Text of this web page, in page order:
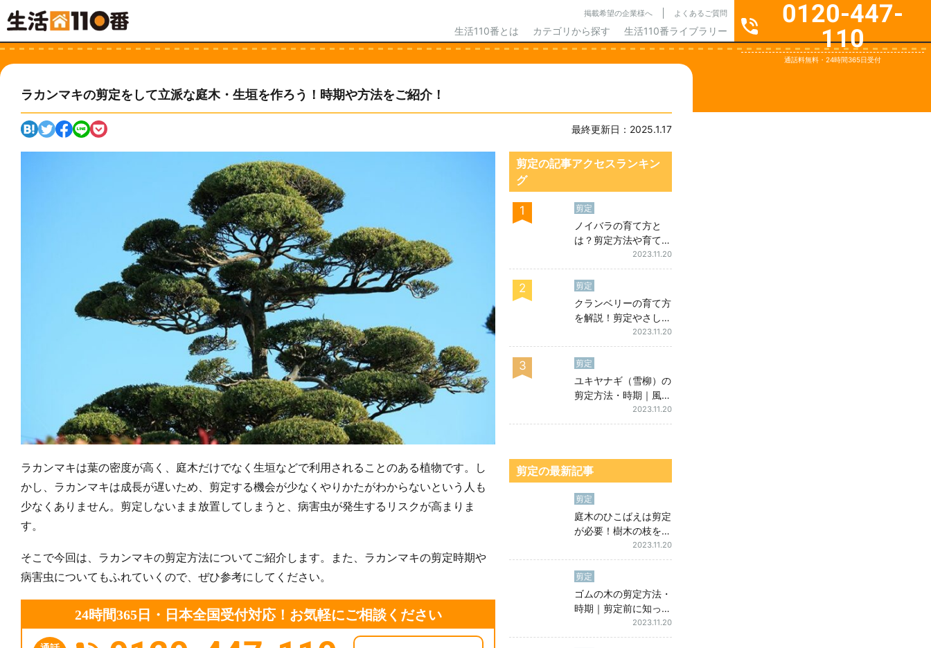
掲載希望の企業様へ よくあるご質問
生活110番とは カテゴリから探す 生活110番ライブラリー
0120-447-
110
通話料無料・24時間365日受付
ラカンマキの剪定をして立派な庭木・生垣を作ろう！時期や方法をご紹介！
最終更新日：2025.1.17
ラカンマキは葉の密度が高く、庭木だけでなく生垣などで利用されることのある植物です。し
かし、ラカンマキは成長が遅いため、剪定する機会が少なくやりかたがわからないという人も
少なくありません。剪定しないまま放置してしまうと、病害虫が発生するリスクが高まりま
す。
そこで今回は、ラカンマキの剪定方法についてご紹介します。また、ラカンマキの剪定時期や
病害虫についてもふれていくので、ぜひ参考にしてください。
24時間365日・日本全国受付対応！お気軽にご相談ください
剪定の記事アクセスランキン
グ
1 剪定
ノイバラの育て方と
は？剪定方法や育てる
ときの注意点もご紹介
します
2023.11.20
2 剪定
クランベリーの育て方
を解説！剪定やさし木
のやり方には注意しよ
う！
2023.11.20
3 剪定
ユキヤナギ（雪柳）の
剪定方法・時期｜風通
しを良くして花を咲か
せる育て方
2023.11.20
剪定の最新記事
剪定
庭木のひこばえは剪定
が必要！樹木の枝を切
るコツや時期を紹介
2023.11.20
剪定
ゴムの木の剪定方法・
時期｜剪定前に知って
おきたい3つのポイン
ト
2023.11.20